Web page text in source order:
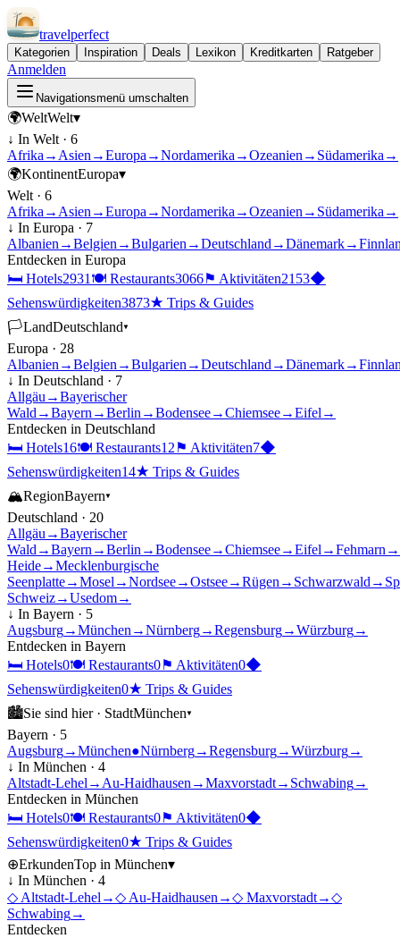
travelperfect
Kategorien Inspiration Deals Lexikon Kreditkarten Ratgeber
Anmelden
Navigationsmenü umschalten
🌍WeltWelt▾
↓ In Welt · 6
Afrika → Asien →Europa →Nordamerika →Ozeanien → Südamerika →
🌍KontinentEuropa▾
Welt · 6
Afrika → Asien →Europa →Nordamerika →Ozeanien → Südamerika →
↓ In Europa · 7
Albanien →Belgien →Bulgarien →Deutschland →Dänemark→
Entdecken in Europa
🛏 Hotels2931 🍽 Restaurants3066⚑ Aktivitäten2153◆
Sehenswürdigkeiten3873★ Trips & Guides
🏳LandDeutschland▾
Europa · 28
Albanien →Belgien →Bulgarien →Deutschland →Dänemark→
↓ In Deutschland · 7
Allgäu →Bayerischer
Wald →Bayern →Berlin →Bodensee→Chiemsee→Eifel →
Entdecken in Deutschland
🛏 Hotels16🍽 Restaurants12⚑ Aktivitäten7◆
Sehenswürdigkeiten14★ Trips & Guides
🏔RegionBayern▾
Deutschland · 20
Allgäu →Bayerischer
Wald →Bayern →Berlin →Bodensee→Chiemsee→Eifel →Fehmarn →
Heide→Mecklenburgische
Seenplatte→Mosel →Nordsee→Ostsee→Rügen → Schwarzwald →
Schweiz→Usedom→
↓ In Bayern · 5
Augsburg→München →Nürnberg→Regensburg→Würzburg→
Entdecken in Bayern
🛏 Hotels0🍽 Restaurants0⚑ Aktivitäten0◆
Sehenswürdigkeiten0★ Trips & Guides
🏙Sie sind hier · StadtMünchen▾
Bayern · 5
Augsburg→München●Nürnberg→Regensburg→Würzburg→
↓ In München · 4
Altstadt-Lehel → Au-Haidhausen →Maxvorstadt→ Schwabing→
Entdecken in München
🛏 Hotels0🍽 Restaurants0⚑ Aktivitäten0◆
Sehenswürdigkeiten0★ Trips & Guides
⊕ErkundenTop in München▾
↓ In München · 4
◇ Altstadt-Lehel →◇ Au-Haidhausen →◇ Maxvorstadt→◇
Schwabing→
Entdecken